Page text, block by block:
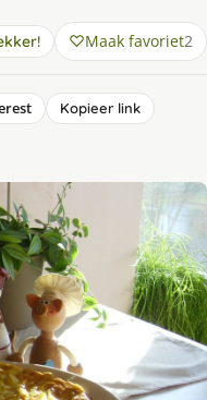
Maak favoriet2
Kopieer link